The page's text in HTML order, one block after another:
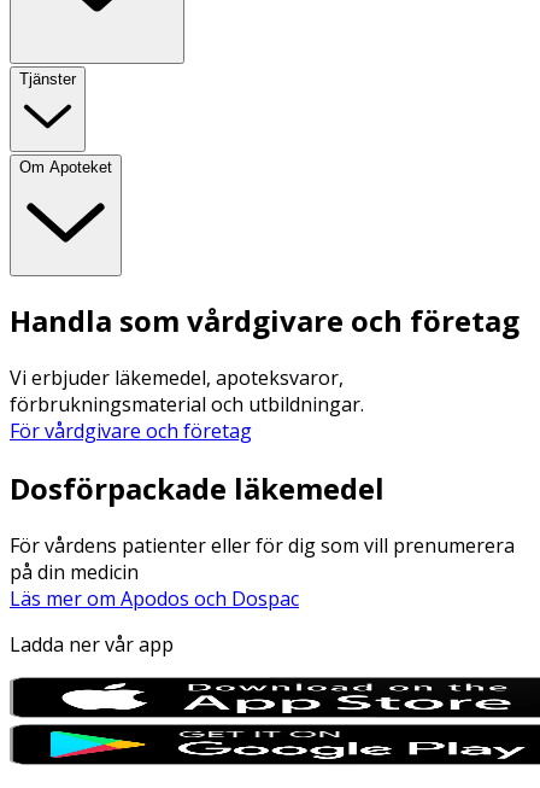
Tjänster
Om Apoteket
Handla som vårdgivare och företag
Vi erbjuder läkemedel, apoteksvaror,
förbrukningsmaterial och utbildningar.
För vårdgivare och företag
Dosförpackade läkemedel
För vårdens patienter eller för dig som vill prenumerera
på din medicin
Läs mer om Apodos och Dospac
Ladda ner vår app